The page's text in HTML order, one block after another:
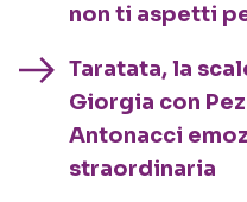
non ti aspetti
Taratata, la
Giorgia con
Antonacci
straordinaria